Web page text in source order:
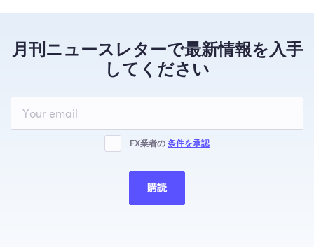
月刊ニュースレターで最新情報を入手
してください
this
blank
FX業者の 条件を承認
購読